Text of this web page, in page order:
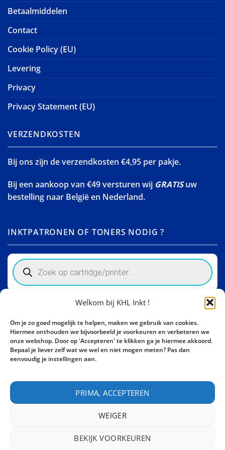
Welkom bij KHL Inkt !
Om je zo goed mogelijk te helpen, maken we gebruik van cookies.
Hiermee onthouden we bijvoorbeeld je voorkeuren en verbeteren we
onze webshop. Door op 'Accepteren' te klikken ga je hiermee akkoord.
Bepaal je liever zelf wat we wel en niet mogen meten? Pas dan
eenvoudig je instellingen aan.
PRIMA, ACCEPTEREN
WEIGER
BEKIJK VOORKEUREN
Betaalmiddelen
Contact
Cookie Policy (EU)
Levering
Privacy
Privacy Statement (EU)
VERZENDKOSTEN
Bij ons zijn de verzendkosten €4,95 per pakje.
Bij een aankoop van €49 versturen wij GRATISuw
bestelling naar België en Nederland.
INKTPATRONEN OF TONERS NODIG ?
Products
search
Activity Invest BV - KHL, Kempische Steenweg 274
3500 Hasselt - België BE0862447190
Bel ons nu:+32 11 261499